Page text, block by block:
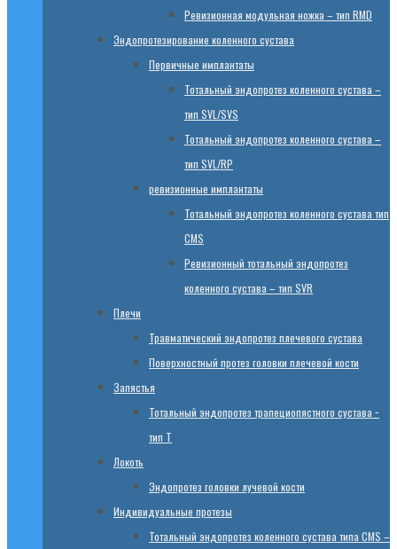
Ревизионная модульная ножка – тип RMD
Эндопротезированиe коленного сустава
Первичные имплантаты
Тотальный эндопротез коленного сустава –
тип SVL/SVS
Тотальный эндопротез коленного сустава –
тип SVL/RP
ревизионные имплантаты
Тотальный эндопротез коленного сустава тип
CMS
Ревизионный тотальный эндопротез
коленного сустава – тип SVR
Плечи
Травматический эндопротез плечевого сустава
Поверхностный протез головки плечевой кости
Запястья
Тотальный эндопротез трапециопястного сустава −
тип T
Локоть
Эндопротез головки лучевой кости
Индивидуальные протезы
Тотальный эндопротез коленного сустава типа CMS –